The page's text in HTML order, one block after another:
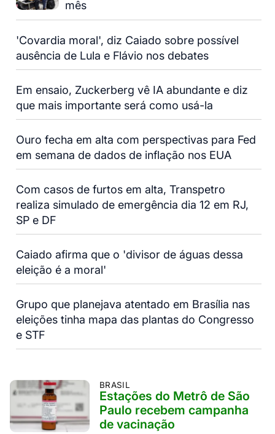
BRASIL
Estações do Metrô de São
Paulo recebem campanha
de vacinação
mês
'Covardia moral', diz Caiado sobre possível
ausência de Lula e Flávio nos debates
Em ensaio, Zuckerberg vê IA abundante e diz
que mais importante será como usá-la
Ouro fecha em alta com perspectivas para Fed
em semana de dados de inflação nos EUA
Com casos de furtos em alta, Transpetro
realiza simulado de emergência dia 12 em RJ,
SP e DF
Caiado afirma que o 'divisor de águas dessa
eleição é a moral'
Grupo que planejava atentado em Brasília nas
eleições tinha mapa das plantas do Congresso
e STF